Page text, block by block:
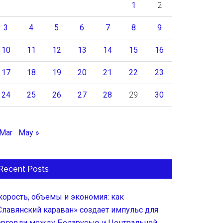
1 2
3 4 5 6 7 8 9
10 11 12 13 14 15 16
17 18 19 20 21 22 23
24 25 26 27 28 29 30
May »
Posts
объемы и экономия: как
караван» создает импульс для